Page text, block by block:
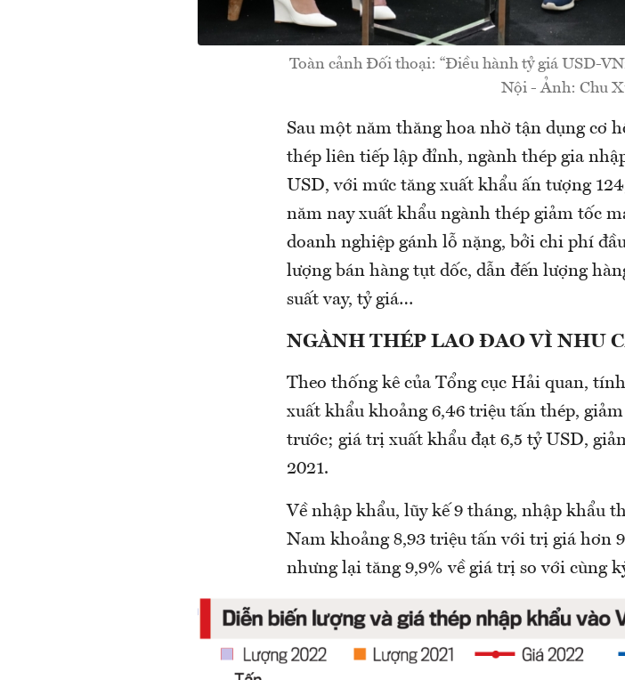
Toàn cảnh Đối thoại: “Điều hành tỷ giá USD-
Nội - Ảnh: Chu
Sau một năm thăng hoa nhờ tận dụng cơ
thép liên tiếp lập đỉnh, ngành thép gia
USD, với mức tăng xuất khẩu ấn tượng
năm nay xuất khẩu ngành thép giảm tốc
doanh nghiệp gánh lỗ nặng, bởi chi phí
lượng bán hàng tụt dốc, dẫn đến lượng
suất vay, tỷ giá…
NGÀNH THÉP LAO ĐAO VÌ NHU
Theo thống kê của Tổng cục Hải quan,
xuất khẩu khoảng 6,46 triệu tấn thép,
trước; giá trị xuất khẩu đạt 6,5 tỷ USD,
2021.
Về nhập khẩu, lũy kế 9 tháng, nhập khẩu
Nam khoảng 8,93 triệu tấn với trị giá hơn
nhưng lại tăng 9,9% về giá trị so với cùng